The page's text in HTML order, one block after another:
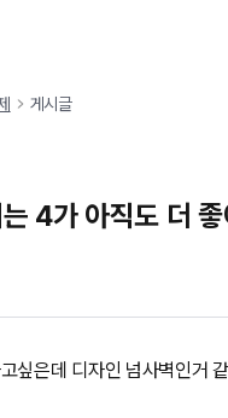
게시글
4가 아직도 더
싶은데 디자인 넘사벽인거